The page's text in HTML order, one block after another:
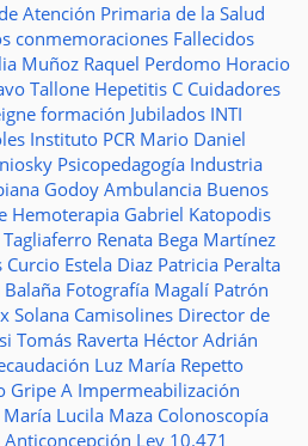
Atención Primaria de la Salud
conmemoraciones Fallecidos
Muñoz Raquel Perdomo Horacio
Tallone Hepetitis C Cuidadores
formación Jubilados INTI
Instituto PCR Mario Daniel
Psicopedagogía Industria
Godoy Ambulancia Buenos
Hemoterapia Gabriel Katopodis
Tagliaferro Renata Bega Martínez
Curcio Estela Diaz Patricia Peralta
Fotografía Magalí Patrón
Solana Camisolines Director de
Tomás Raverta Héctor Adrián
Luz María Repetto
Gripe A Impermeabilización
María Lucila Maza Colonoscopía
Anticoncepción Ley 10.471